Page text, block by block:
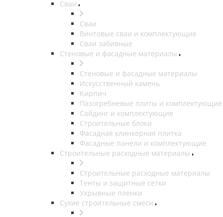
Сваи
Сваи
Винтовые сваи и комплектующие
Сваи забивные
Стеновые и фасадные материалы
Стеновые и фасадные материалы
Искусственный камень
Кирпич
Пазогребневые плиты и комплектующие
Сайдинг и комплектующие
Строительные блоки
Фасадная клинкерная плитка
Фасадные панели и комплектующие
Строительные расходные материалы
Строительные расходные материалы
Тенты и защитные сетки
Укрывные пленки
Сухие строительные смеси